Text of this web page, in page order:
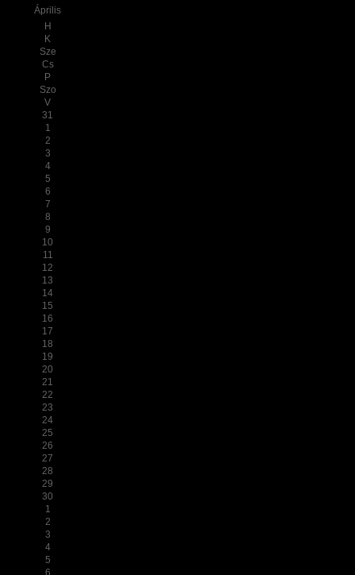
Április
H
K
Sze
Cs
P
Szo
V
31
1
2
3
4
5
6
7
8
9
10
11
12
13
14
15
16
17
18
19
20
21
22
23
24
25
26
27
28
29
30
1
2
3
4
5
6